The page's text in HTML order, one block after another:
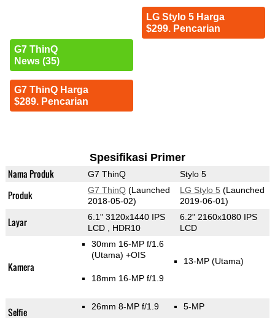
G7 ThinQ
News (35)
G7 ThinQ Harga
$289. Pencarian
LG Stylo 5 Harga
$299. Pencarian
Spesifikasi Primer
Nama Produk G7 ThinQ Stylo 5
Produk G7 ThinQ(Launched
2018-05-02)
LG Stylo 5 (Launched
2019-06-01)
Layar
6.1" 3120x1440 IPS
LCD , HDR10
6.2" 2160x1080 IPS
LCD
Kamera
30mm 16-MP f/1.6
(Utama) +OIS
18mm 16-MP f/1.9
13-MP (Utama)
Selfie 26mm 8-MP f/1.9 5-MP